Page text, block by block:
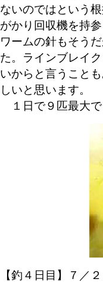
ないのではという
がかり回収機を持
ワームの針もそう
た。ラインブレイ
いからと言うこと
しいと思います。
１日で９匹最大
【釣４日目】７／